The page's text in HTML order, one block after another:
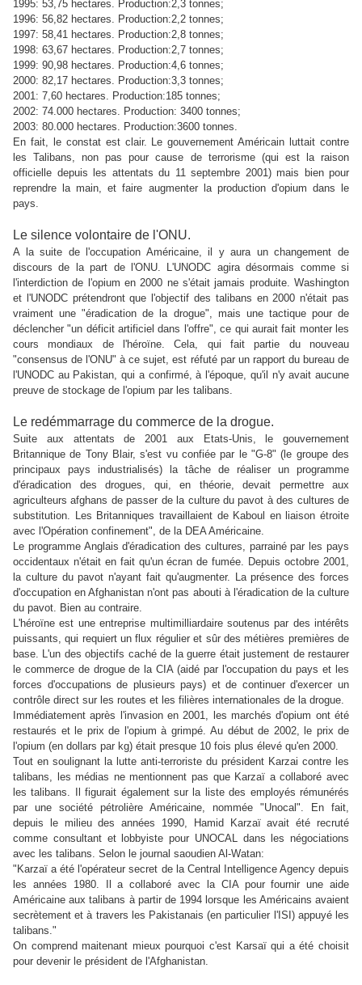
1995: 53,75 hectares. Production:2,3 tonnes;
1996: 56,82 hectares. Production:2,2 tonnes;
1997: 58,41 hectares. Production:2,8 tonnes;
1998: 63,67 hectares. Production:2,7 tonnes;
1999: 90,98 hectares. Production:4,6 tonnes;
2000: 82,17 hectares. Production:3,3 tonnes;
2001: 7,60 hectares. Production:185 tonnes;
2002: 74.000 hectares. Production: 3400 tonnes;
2003: 80.000 hectares. Production:3600 tonnes.
En fait, le constat est clair. Le gouvernement Américain luttait contre
les Talibans, non pas pour cause de terrorisme (qui est la raison
officielle depuis les attentats du 11 septembre 2001) mais bien pour
reprendre la main, et faire augmenter la production d'opium dans le
pays.
Le silence volontaire de l'ONU.
A la suite de l'occupation Américaine, il y aura un changement de
discours de la part de l'ONU. L'UNODC agira désormais comme si
l'interdiction de l'opium en 2000 ne s'était jamais produite. Washington
et l'UNODC prétendront que l'objectif des talibans en 2000 n'était pas
vraiment une "éradication de la drogue", mais une tactique pour de
déclencher "un déficit artificiel dans l'offre", ce qui aurait fait monter les
cours mondiaux de l'héroïne. Cela, qui fait partie du nouveau
"consensus de l'ONU" à ce sujet, est réfuté par un rapport du bureau de
l'UNODC au Pakistan, qui a confirmé, à l'époque, qu'il n'y avait aucune
preuve de stockage de l'opium par les talibans.
Le redémmarrage du commerce de la drogue.
Suite aux attentats de 2001 aux Etats-Unis, le gouvernement
Britannique de Tony Blair, s'est vu confiée par le "G-8" (le groupe des
principaux pays industrialisés) la tâche de réaliser un programme
d'éradication des drogues, qui, en théorie, devait permettre aux
agriculteurs afghans de passer de la culture du pavot à des cultures de
substitution. Les Britanniques travaillaient de Kaboul en liaison étroite
avec l'Opération confinement", de la DEA Américaine.
Le programme Anglais d'éradication des cultures, parrainé par les pays
occidentaux n'était en fait qu'un écran de fumée. Depuis octobre 2001,
la culture du pavot n'ayant fait qu'augmenter. La présence des forces
d'occupation en Afghanistan n'ont pas abouti à l'éradication de la culture
du pavot. Bien au contraire.
L'héroïne est une entreprise multimilliardaire soutenus par des intérêts
puissants, qui requiert un flux régulier et sûr des métières premières de
base. L'un des objectifs caché de la guerre était justement de restaurer
le commerce de drogue de la CIA (aidé par l'occupation du pays et les
forces d'occupations de plusieurs pays) et de continuer d'exercer un
contrôle direct sur les routes et les filières internationales de la drogue.
Immédiatement après l'invasion en 2001, les marchés d'opium ont été
restaurés et le prix de l'opium à grimpé. Au début de 2002, le prix de
l'opium (en dollars par kg) était presque 10 fois plus élevé qu'en 2000.
Tout en soulignant la lutte anti-terroriste du président Karzai contre les
talibans, les médias ne mentionnent pas que Karzaï a collaboré avec
les talibans. Il figurait également sur la liste des employés rémunérés
par une société pétrolière Américaine, nommée "Unocal". En fait,
depuis le milieu des années 1990, Hamid Karzaï avait été recruté
comme consultant et lobbyiste pour UNOCAL dans les négociations
avec les talibans. Selon le journal saoudien Al-Watan:
"Karzaï a été l'opérateur secret de la Central Intelligence Agency depuis
les années 1980. Il a collaboré avec la CIA pour fournir une aide
Américaine aux talibans à partir de 1994 lorsque les Américains avaient
secrètement et à travers les Pakistanais (en particulier l'ISI) appuyé les
talibans."
On comprend maitenant mieux pourquoi c'est Karsaï qui a été choisit
pour devenir le président de l'Afghanistan.